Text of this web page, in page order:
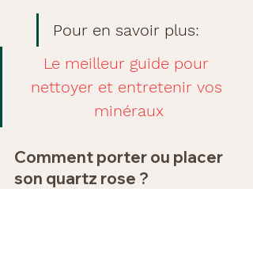
Pour en savoir plus:
Le meilleur guide pour
nettoyer et entretenir vos
minéraux
Comment porter ou placer
son quartz rose ?